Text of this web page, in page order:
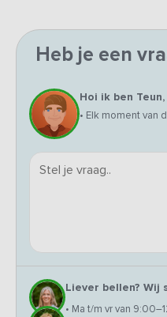
Heb je een
Hoi ik ben
• Elk moment van
Liever bellen? Wij
• Ma t/m vr van